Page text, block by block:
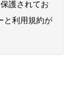
護されてお
と利用規約が